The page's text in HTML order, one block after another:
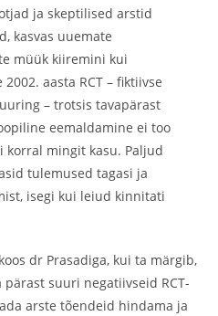
ja skeptilised arstid
kasvas uuemate
müük kiiremini kui
aasta RCT – fiktiivse
– trotsis tavapärast
eemaldamine ei too
mingit kasu. Paljud
tulemused tagasi ja
isegi kui leiud kinnitati
dr Prasadiga, kui ta märgib,
suuri negatiivseid RCT-
arste tõendeid hindama ja